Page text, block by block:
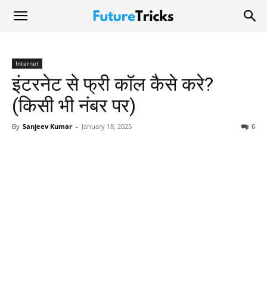
Internet
इंटरनेट से फ्री कॉल कैसे करे?
(किसी भी नंबर पर)
By Sanjeev Kumar - January 18, 2025 6